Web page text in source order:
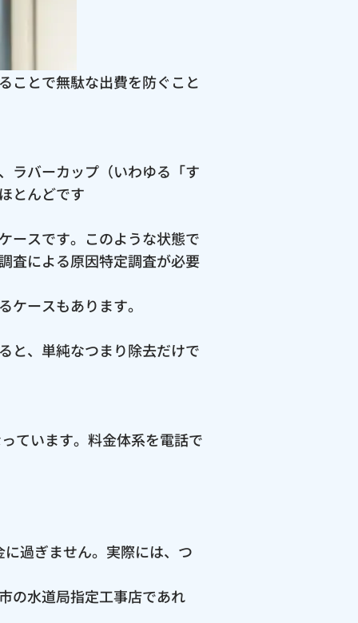
ことで無駄な出費を防ぐこと
ラバーカップ（いわゆる「す
とんどです
ースです。このような状態で
査による原因特定調査が必要
ースもあります。
と、単純なつまり除去だけで
ています。料金体系を電話で
過ぎません。実際には、つ
の水道局指定工事店であれ